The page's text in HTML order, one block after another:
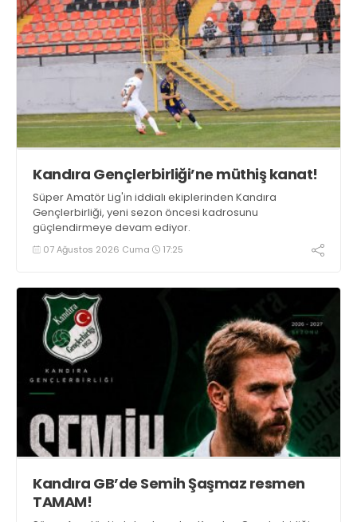
Kandıra Gençlerbirliği’ne müthiş kanat!
Süper Amatör Lig'in iddialı ekiplerinden Kandıra
Gençlerbirliği, yeni sezon öncesi kadrosunu
güçlendirmeye devam ediyor.
07 Ağustos 2026 Cuma 17:25
Kandıra GB’de Semih Şaşmaz resmen
TAMAM!